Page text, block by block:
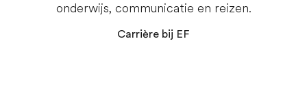
onderwijs, communicatie en reizen.
Carrière bij EF